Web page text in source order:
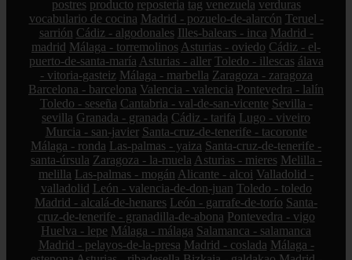
postres producto reposteria tag venezuela verduras
vocabulario de cocina Madrid - pozuelo-de-alarcón Teruel -
sarrión Cádiz - algodonales Illes-balears - inca Madrid -
madrid Málaga - torremolinos Asturias - oviedo Cádiz - el-
puerto-de-santa-maría Asturias - aller Toledo - illescas álava
- vitoria-gasteiz Málaga - marbella Zaragoza - zaragoza
Barcelona - barcelona Valencia - valencia Pontevedra - lalín
Toledo - seseña Cantabria - val-de-san-vicente Sevilla -
sevilla Granada - granada Cádiz - tarifa Lugo - viveiro
Murcia - san-javier Santa-cruz-de-tenerife - tacoronte
Málaga - ronda Las-palmas - yaiza Santa-cruz-de-tenerife -
santa-úrsula Zaragoza - la-muela Asturias - mieres Melilla -
melilla Las-palmas - mogán Alicante - alcoi Valladolid -
valladolid León - valencia-de-don-juan Toledo - toledo
Madrid - alcalá-de-henares León - garrafe-de-torío Santa-
cruz-de-tenerife - granadilla-de-abona Pontevedra - vigo
Huelva - lepe Málaga - málaga Salamanca - salamanca
Madrid - pelayos-de-la-presa Madrid - coslada Málaga -